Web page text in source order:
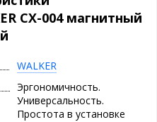
комплект входят две
и круглая). Магнитный
современных
Фирменная картонная
CX-004 магнитный
WALKER
Эргономичность.
Универсальность.
Простота в установке